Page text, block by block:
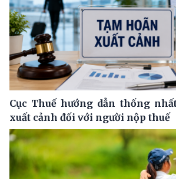
Cục Thuế hướng dẫn thống
xuất cảnh đối với người nộp thuế